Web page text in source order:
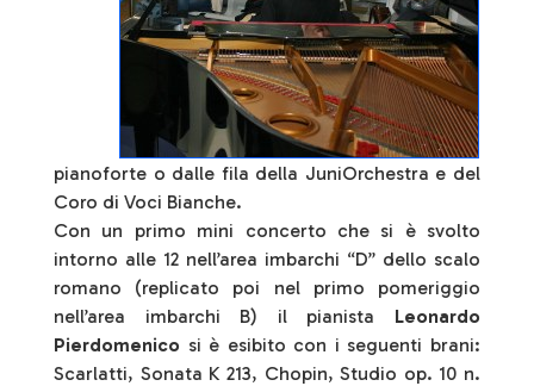
pianoforte o dalle fila della JuniOrchestra e del
Coro di Voci Bianche.
Con un primo mini concerto che si è svolto
intorno alle 12 nell’area imbarchi “D” dello scalo
romano (replicato poi nel primo pomeriggio
nell’area imbarchi B) il pianista Leonardo
Pierdomenico si è esibito con i seguenti brani:
Scarlatti, Sonata K 213, Chopin, Studio op. 10 n.